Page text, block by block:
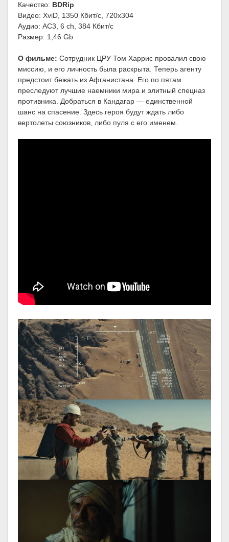
Качество: BDRip
Видео: XviD, 1350 Кбит/с, 720x304
Аудио: AC3, 6 ch, 384 Кбит/с
Размер: 1,46 Gb
О фильме: Сотрудник ЦРУ Том Харрис провалил свою
миссию, и его личность была раскрыта. Теперь агенту
предстоит бежать из Афганистана. Его по пятам
преследуют лучшие наемники мира и элитный спецназ
противника. Добраться в Кандагар — единственной
шанс на спасение. Здесь героя будут ждать либо
вертолеты союзников, либо пуля с его именем.